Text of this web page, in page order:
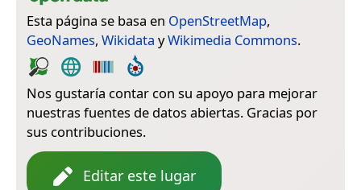
Esta página se basa en OpenStreetMap,
GeoNames, Wikidata yWikimedia Commons.
Nos gustaría contar con su apoyo para mejorar
nuestras fuentes de datos abiertas. Gracias por
sus contribuciones.
Editar este lugar